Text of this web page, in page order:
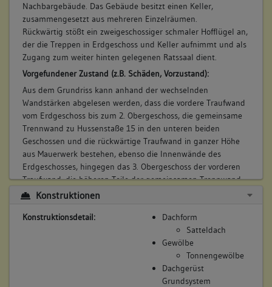
Nachbargebäude. Das Gebäude besitzt einen Keller,
zusammengesetzt aus mehreren Einzelräumen.
Rückwärtig stößt ein zweigeschossiger schmaler Hofflügel an,
der die Treppen in Erdgeschoss und Keller aufnimmt und als
Zugang zum weiter hinten gelegenen Ratssaal dient.
Vorgefundener Zustand (z.B. Schäden, Vorzustand):
Aus dem Grundriss kann anhand der wechselnden
Wandstärken abgelesen werden, dass die vordere Traufwand
vom Erdgeschoss bis zum 2. Obergeschoss, die gemeinsame
Trennwand zu Hussenstaße 15 in den unteren beiden
Geschossen und die rückwärtige Traufwand in ganzer Höhe
aus Mauerwerk bestehen, ebenso die Innenwände des
Erdgeschosses, hingegen das 3. Obergeschoss der vorderen
Traufwand, die höheren Teile der gemeinsamen Trennwand
und alle obergeschossigen Innenwände aus Fachwerk,
ausgebildet sind. Die rückwärtige Traufwand wurde bei einem
Umbau 1938 massiv ausgebildet. Inwiefern die gemeinsame
Trennwand nach Norden konstruktiv zum Gebäude gehört,
konnte nur für den Dachbereich festgestellt werden, wo eine
eigene Giebelwand in Fachwerk ausgeführt ist.
Konstruktionen
Konstruktionsdetail:
Dachform
Satteldach
Gewölbe
Tonnengewölbe
Dachgerüst
Grundsystem